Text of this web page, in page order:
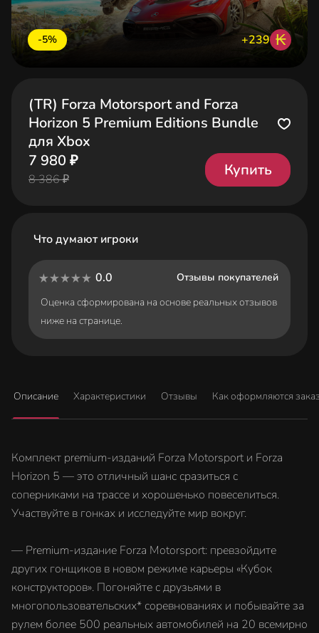
-5% +239 ₭
(TR) Forza Motorsport and Forza
Horizon 5 Premium Editions Bundle
для Xbox
7 980 ₽
8 386 ₽
Купить
Что думают игроки
0.0
Отзывы покупателей
Оценка сформирована на основе реальных отзывов
ниже на странице.
Описание Характеристики Отзывы Как оформляются
Комплект premium-изданий Forza Motorsport и Forza
Horizon 5 — это отличный шанс сразиться с
соперниками на трассе и хорошенько повеселиться.
Участвуйте в гонках и исследуйте мир вокруг.
— Premium-издание Forza Motorsport: превзойдите
других гонщиков в новом режиме карьеры «Кубок
конструкторов». Погоняйте с друзьями в
многопользовательских* соревнованиях и побывайте за
рулем более 500 реальных автомобилей на 20 всемирно